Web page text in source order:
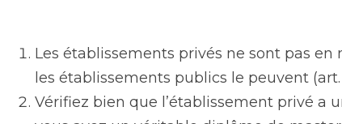
Les établissements privés ne sont pas
les établissements publics le peuvent (art.
Vérifiez bien que l’établissement privé a